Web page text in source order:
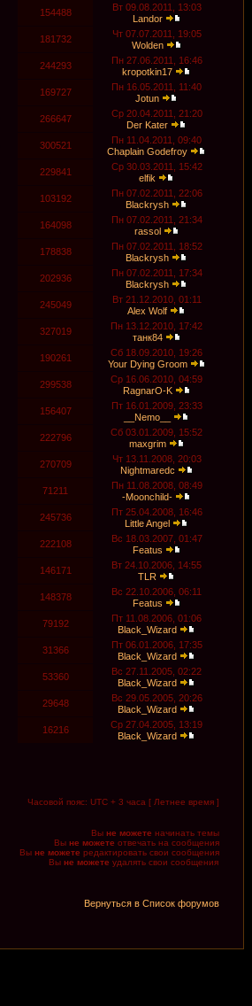
154488
Вт 09.08.2011, 13:03
Landor
181732
Чт 07.07.2011, 19:05
Wolden
244293
Пн 27.06.2011, 16:46
kropotkin17
169727
Пн 16.05.2011, 11:40
Jotun
266647
Ср 20.04.2011, 21:20
Der Kater
300521
Пн 11.04.2011, 09:40
Chaplain Godefroy
229841
Ср 30.03.2011, 15:42
elfik
103192
Пн 07.02.2011, 22:06
Blackrysh
164098
Пн 07.02.2011, 21:34
rassol
178838
Пн 07.02.2011, 18:52
Blackrysh
202936
Пн 07.02.2011, 17:34
Blackrysh
245049
Вт 21.12.2010, 01:11
Alex Wolf
327019
Пн 13.12.2010, 17:42
танк84
190261
Сб 18.09.2010, 19:26
Your Dying Groom
299538
Ср 16.06.2010, 04:59
RagnarO-K
156407
Пт 16.01.2009, 23:33
__Nemo__
222796
Сб 03.01.2009, 15:52
maxgrim
270709
Чт 13.11.2008, 20:03
Nightmaredc
71211
Пн 11.08.2008, 08:49
-Moonchild-
245736
Пт 25.04.2008, 16:46
Little Angel
222108
Вс 18.03.2007, 01:47
Featus
146171
Вт 24.10.2006, 14:55
TLR
148378
Вс 22.10.2006, 06:11
Featus
79192
Пт 11.08.2006, 01:06
Black_Wizard
31366
Пт 06.01.2006, 17:35
Black_Wizard
53360
Вс 27.11.2005, 02:22
Black_Wizard
29648
Вс 29.05.2005, 20:26
Black_Wizard
16216
Ср 27.04.2005, 13:19
Black_Wizard
Часовой пояс: UTC + 3 часа [ Летнее время ]
Вы не можете начинать темы
Вы не можете отвечать на сообщения
Вы не можете редактировать свои сообщения
Вы не можете удалять свои сообщения
Вернуться в Список форумов